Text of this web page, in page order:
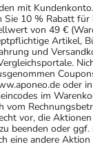
mit
Sie 10 % Rabatt
von 49 €
Artikel,
und
oder
im
vom
vor, die
beenden oder ggf.
eine andere Aktion